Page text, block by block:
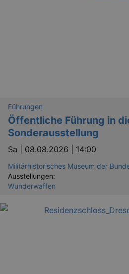
Führungen
Öffentliche Führung in
Sonderausstellung
Sa | 08.08.2026 | 14:00
Militärhistorisches Museum der
Ausstellungen:
Wunderwaffen